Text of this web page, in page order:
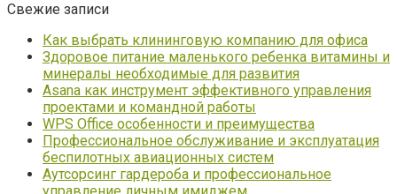
Свежие записи
Как выбрать клининговую компанию для офиса
Здоровое питание маленького ребенка витамины и
минералы необходимые для развития
Asana как инструмент эффективного управления
проектами и командной работы
WPS Office особенности и преимущества
Профессиональное обслуживание и эксплуатация
беспилотных авиационных систем
Аутсорсинг гардероба и профессиональное